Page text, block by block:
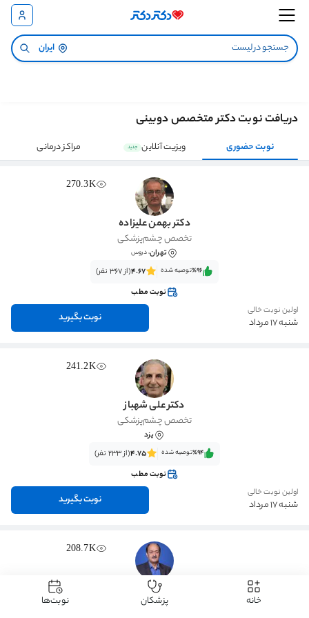
ایران
دریافت نوبت دکتر متخصص دوبینی
نوبت حضوری ویزیت آنلاین جدید مراکز درمانی
270.3K
دکتر بهمن علیزاده
تخصص چشم‌پزشکی
تهران، دروس
٪96‌‌‌توصیه شده 4.67(از 367 نفر)
نوبت مطب
اولین نوبت خالی
شنبه 17 مرداد نوبت بگیرید
241.2K
دکتر علی شهباز
تخصص چشم‌پزشکی
یزد
٪94‌‌‌توصیه شده 4.75(از 233 نفر)
نوبت مطب
اولین نوبت خالی
شنبه 17 مرداد نوبت بگیرید
208.7K
دکتر جلال فلاح تفتی
تخصص چشم‌پزشکی خانه پزشکان نوبت‌ها